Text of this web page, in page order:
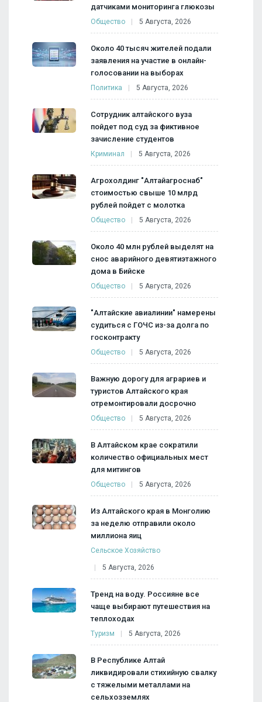
датчиками мониторинга глюкозы
Общество 5 Августа, 2026
Около 40 тысяч жителей подали
заявления на участие в онлайн-
голосовании на выборах
Политика 5 Августа, 2026
Сотрудник алтайского вуза
пойдет под суд за фиктивное
зачисление студентов
Криминал 5 Августа, 2026
Агрохолдинг "Алтайагроснаб"
стоимостью свыше 10 млрд
рублей пойдет с молотка
Общество 5 Августа, 2026
Около 40 млн рублей выделят на
снос аварийного девятиэтажного
дома в Бийске
Общество 5 Августа, 2026
"Алтайские авиалинии" намерены
судиться с ГОЧС из-за долга по
госконтракту
Общество 5 Августа, 2026
Важную дорогу для аграриев и
туристов Алтайского края
отремонтировали досрочно
Общество 5 Августа, 2026
В Алтайском крае сократили
количество официальных мест
для митингов
Общество 5 Августа, 2026
Из Алтайского края в Монголию
за неделю отправили около
миллиона яиц
Сельское Хозяйство
5 Августа, 2026
Тренд на воду. Россияне все
чаще выбирают путешествия на
теплоходах
Туризм 5 Августа, 2026
В Республике Алтай
ликвидировали стихийную свалку
с тяжелыми металлами на
сельхозземлях